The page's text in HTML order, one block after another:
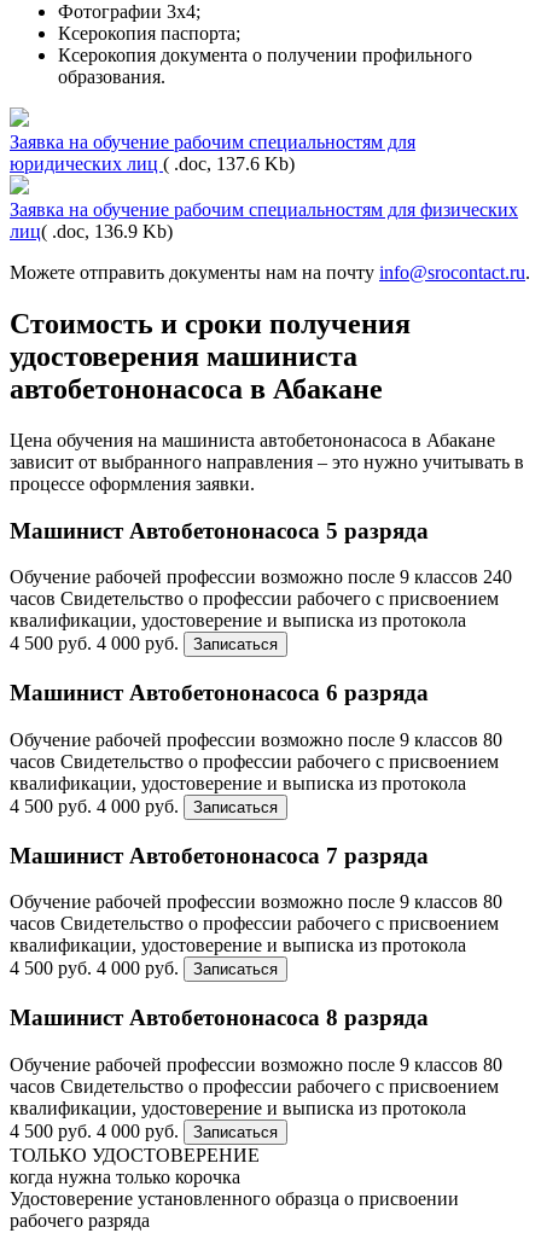
Фотографии 3х4;
Ксерокопия паспорта;
Ксерокопия документа о получении профильного
образования.
Заявка на обучение рабочим специальностям для
юридических лиц ( .doc, 137.6 Kb)
Заявка на обучение рабочим специальностям для физических
лиц( .doc, 136.9 Kb)
Можете отправить документы нам на почту info@srocontact.ru.
Стоимость и сроки получения
удостоверения машиниста
автобетононасоса в Абакане
Цена обучения на машиниста автобетононасоса в Абакане
зависит от выбранного направления – это нужно учитывать в
процессе оформления заявки.
Машинист Автобетононасоса 5 разряда
Обучение рабочей профессии возможно после 9 классов 240
часов Свидетельство о профессии рабочего с присвоением
квалификации, удостоверение и выписка из протокола
4 500 руб. 4 000 руб. Записаться
Машинист Автобетононасоса 6 разряда
Обучение рабочей профессии возможно после 9 классов 80
часов Свидетельство о профессии рабочего с присвоением
квалификации, удостоверение и выписка из протокола
4 500 руб. 4 000 руб. Записаться
Машинист Автобетононасоса 7 разряда
Обучение рабочей профессии возможно после 9 классов 80
часов Свидетельство о профессии рабочего с присвоением
квалификации, удостоверение и выписка из протокола
4 500 руб. 4 000 руб. Записаться
Машинист Автобетононасоса 8 разряда
Обучение рабочей профессии возможно после 9 классов 80
часов Свидетельство о профессии рабочего с присвоением
квалификации, удостоверение и выписка из протокола
4 500 руб. 4 000 руб. Записаться
ТОЛЬКО УДОСТОВЕРЕНИЕ
когда нужна только корочка
Удостоверение установленного образца о присвоении
рабочего разряда